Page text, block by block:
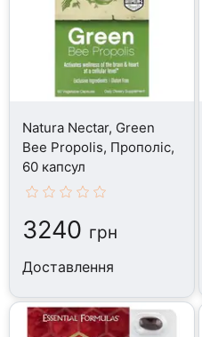
Natura Nectar, Green
Bee Propolis, Прополіс,
60 капсул
3240 грн
Доставлення